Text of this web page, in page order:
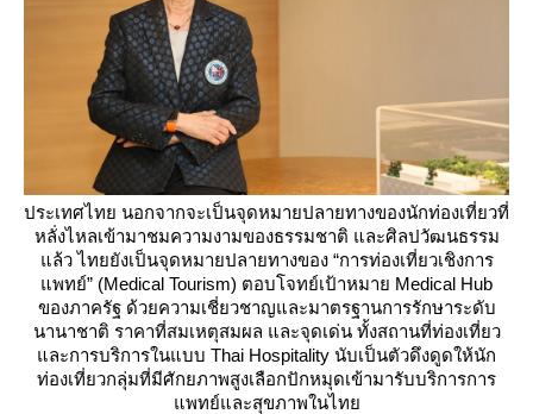
ประเทศไทย นอกจากจะเป็นจุดหมายปลายทางของนักท่องเที่ยวที่
หลั่งไหลเข้ามาชมความงามของธรรมชาติ และศิลปวัฒนธรรม
ล้ว ไทยยังเป็นจุดหมายปลายทางของ “การท่องเที่ยวเชิงการ
พทย์” (Medical Tourism) ตอบโจทย์เป้าหมาย Medical Hub
ของภาครัฐ ด้วยความเชี่ยวชาญและมาตรฐานการรักษาระดับ
นานาชาติ ราคาที่สมเหตุสมผล และจุดเด่น ทั้งสถานที่ท่องเที่ยว
ละการบริการในแบบ Thai Hospitality นับเป็นตัวดึงดูดให้นัก
ท่องเที่ยวกลุ่มที่มีศักยภาพสูงเลือกปักหมุดเข้ามารับบริการการ
พทย์และสุขภาพในไท